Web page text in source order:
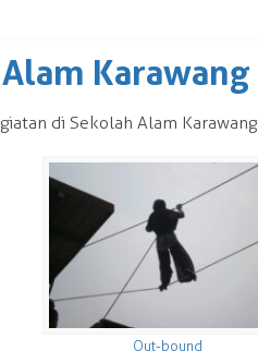
Karawang
di Sekolah Alam Karawang
Out-bound